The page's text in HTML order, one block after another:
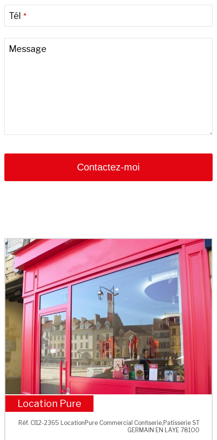
Tél *
Message
Email *
Contactez-moi
Centre-ville / Gare de Saint-Germain-en-Laye
Location Pure
Réf. CI12-2365 LocationPure Commercial Confiserie,Patisserie ST
GERMAIN EN LAYE 78100